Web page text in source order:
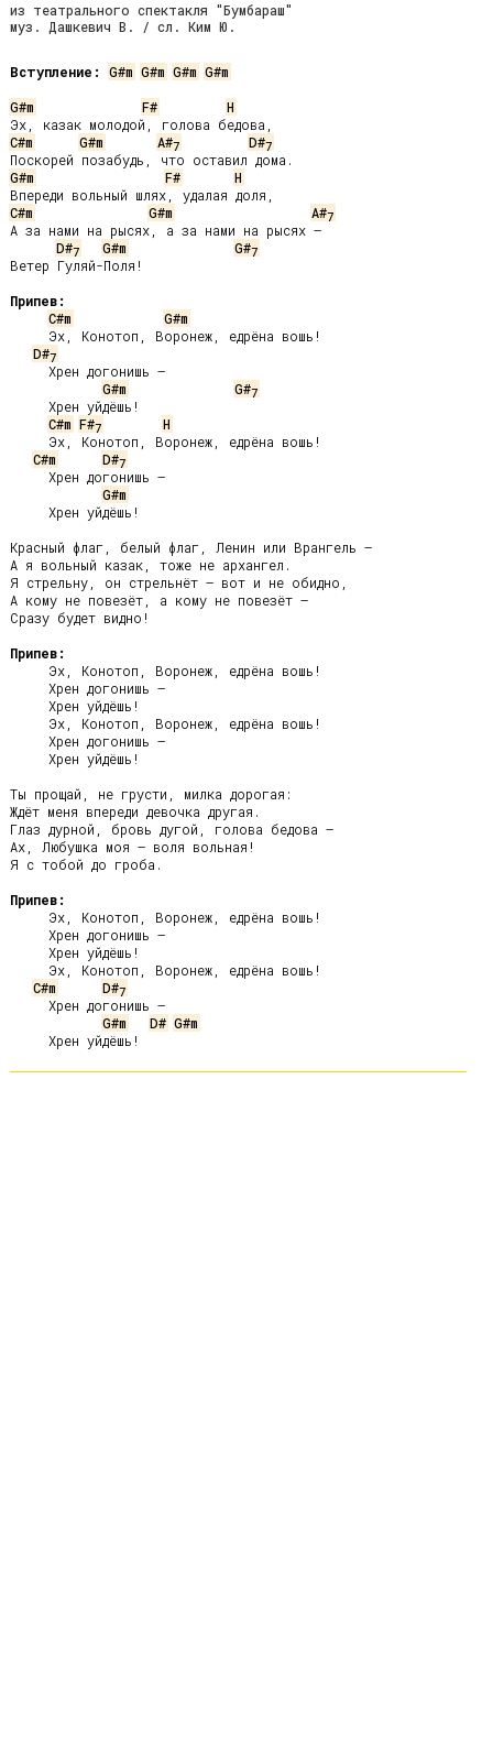
из театрального спектакля "Бумбараш"
муз. Дашкевич В. / сл. Ким Ю.
Вступление: G#m G#m G#m G#m
G#m
F#
H
C#m
G#m A#7 D#7
G#m
F#
H
C#m
G#m A#7
А за нами на рысях, а за нами на рысях –
D#7 G#m G#7
Ветер Гуляй-Поля!
Припев:
C#m
G#m
D#7
G#m
G#7
C#m F#7
H
C#m
D#7
G#m
Красный флаг, белый флаг, Ленин или Врангель –
А я вольный казак, тоже не архангел.
Я стрельну, он стрельнёт – вот и не обидно,
А кому не повезёт, а кому не повезёт –
Сразу будет видно!
Припев:
Ты прощай, не грусти, милка дорогая:
Ждёт меня впереди девочка другая.
Глаз дурной, бровь дугой, голова бедова –
Ах, Любушка моя – воля вольная!
Я с тобой до гроба.
Припев:
C#m
D#7
G#m
D# G#m